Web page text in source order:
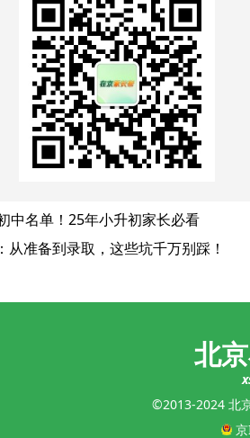
中名单！25年小升初家长必看
准备到录取，这些坑千万别踩！
北
©2013-2024 北